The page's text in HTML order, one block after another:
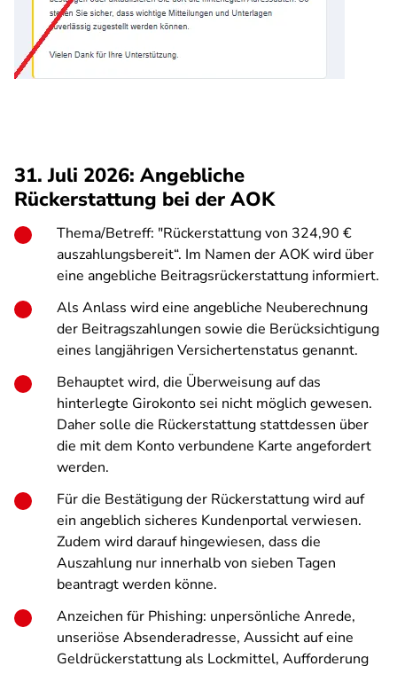
31. Juli 2026: Angebliche
Rückerstattung bei der AOK
Thema/Betreff: "Rückerstattung von 324,90 €
auszahlungsbereit“. Im Namen der AOK wird über
eine angebliche Beitragsrückerstattung informiert.
Als Anlass wird eine angebliche Neuberechnung
der Beitragszahlungen sowie die Berücksichtigung
eines langjährigen Versichertenstatus genannt.
Behauptet wird, die Überweisung auf das
hinterlegte Girokonto sei nicht möglich gewesen.
Daher solle die Rückerstattung stattdessen über
die mit dem Konto verbundene Karte angefordert
werden.
Für die Bestätigung der Rückerstattung wird auf
ein angeblich sicheres Kundenportal verwiesen.
Zudem wird darauf hingewiesen, dass die
Auszahlung nur innerhalb von sieben Tagen
beantragt werden könne.
Anzeichen für Phishing: unpersönliche Anrede,
unseriöse Absenderadresse, Aussicht auf eine
Geldrückerstattung als Lockmittel, Aufforderung